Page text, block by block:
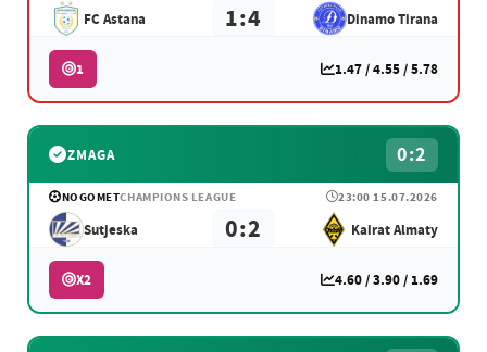
FC Astana 1:4 Dinamo Tirana
1 1.47 / 4.55 / 5.78
ZMAGA 0:2
NOGOMETCHAMPIONS LEAGUE 23:00 15.07.2026
Sutjeska 0:2 Kairat Almaty
X2 4.60 / 3.90 / 1.69